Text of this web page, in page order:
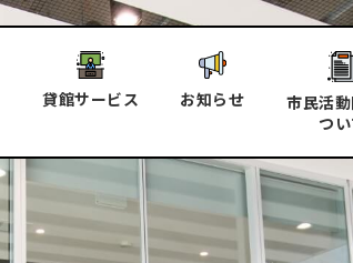
貸館サービス お知らせ
市民活
つ